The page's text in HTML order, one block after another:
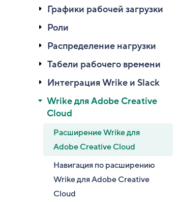
Графики рабочей загрузки
Роли
Распределение нагрузки
Табели рабочего времени
Интеграция Wrike и Slack
Wrike для Adobe Creative
Cloud
Расширение Wrike для
Adobe Creative Cloud
Навигация по расширению
Wrike для Adobe Creative
Cloud